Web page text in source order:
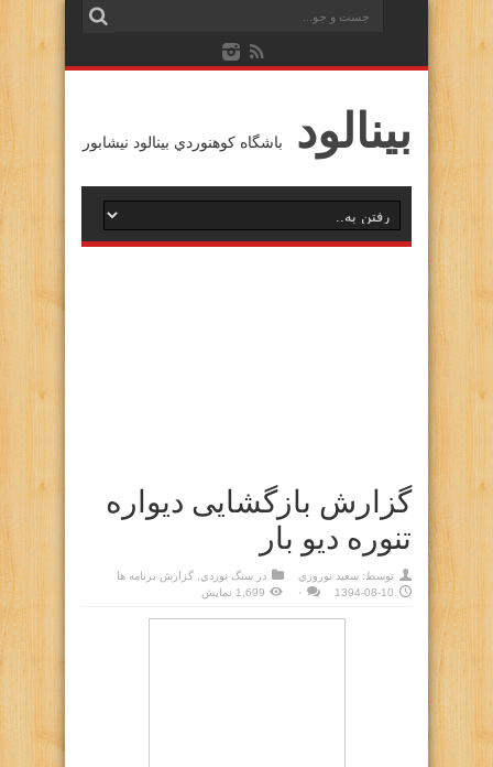
بينالود باشگاه كوهنوردي بينالود نيشابور
گزارش بازگشایی دیواره
تنوره دیو بار
توسط: سعيد نوروزي در سنگ نوردي
گزارش برنامه ها
1394-08-10
۰ 1,699 نمایش